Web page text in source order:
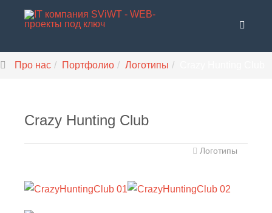
Про нас Портфолио Логотипы
Crazy Hunting Club
Логотипы